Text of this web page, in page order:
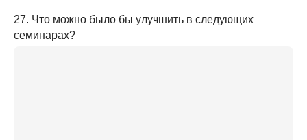
27. Что можно было бы улучшить в следующих
семинарах?